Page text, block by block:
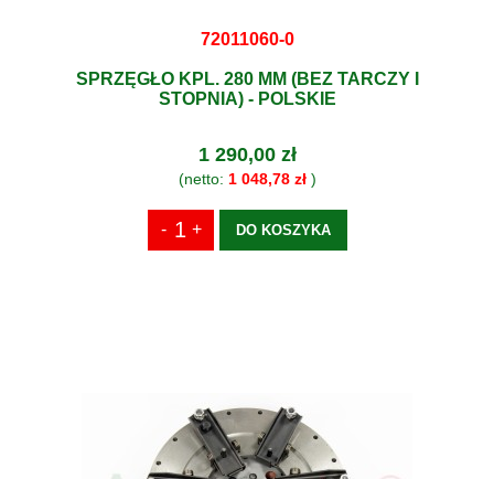
72011060-0
SPRZĘGŁO KPL. 280 MM (BEZ TARCZY I
STOPNIA) - POLSKIE
1 290,00 zł
(netto: 1 048,78 zł)
DO KOSZYKA